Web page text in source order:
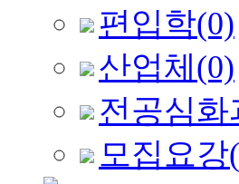
편입학(0)
산업체 (0)
전공심화
모집요강